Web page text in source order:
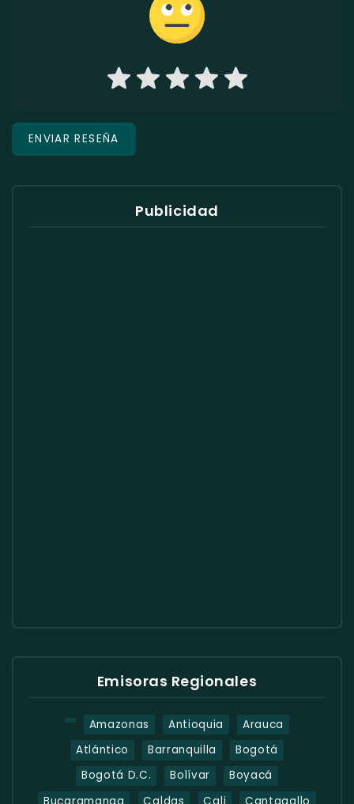
Publicidad
Emisoras Regionales
Amazonas Antioquia
Arauca
Atlántico
Barranquilla
Bogotá
Bogotá D.C.
Bolívar
Boyacá
Bucaramanga
Caldas Cali Cantagallo